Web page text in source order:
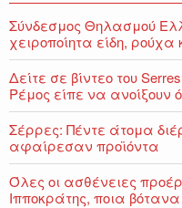
Σύνδεσμος Θηλασμού
χειροποίητα είδη, ρούχα
Δείτε σε βίντεο του
Ρέμος είπε να ανοίξουν
Σέρρες: Πέντε άτομα
αφαίρεσαν προϊόντα
Όλες οι ασθένειες
Ιπποκράτης, ποια